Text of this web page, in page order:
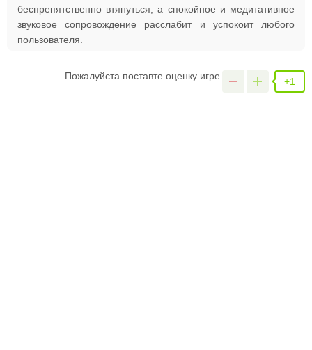
беспрепятственно втянуться, а спокойное и медитативное
звуковое сопровождение расслабит и успокоит любого
пользователя.
Пожалуйста поставте оценку игре +1